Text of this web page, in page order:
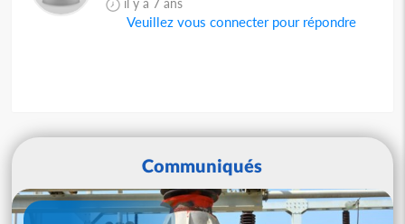
il y a 7 ans
Veuillez vous connecter pour répondre
Communiqués